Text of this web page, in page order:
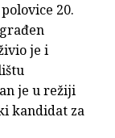
20.
je i
je u režiji
kandidat za